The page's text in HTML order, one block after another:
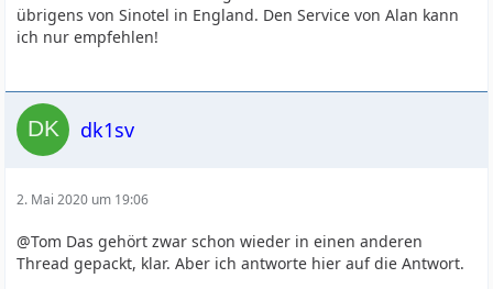
übrigens von Sinotel in England. Den Service von Alan kann
ich nur empfehlen!
dk1sv
2. Mai 2020 um 19:06
@Tom Das gehört zwar schon wieder in einen anderen
Thread gepackt, klar. Aber ich antworte hier auf die Antwort.